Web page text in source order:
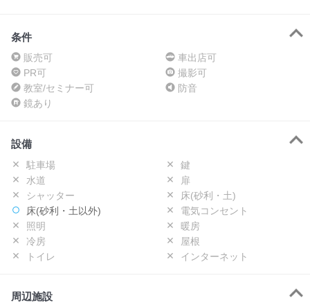
条件
販売可
車出店可
PR可
撮影可
教室/セミナー可
防音
鏡あり
設備
駐車場
鍵
水道
扉
シャッター
床(砂利・土)
床(砂利・土以外)
電気コンセント
照明
暖房
冷房
屋根
トイレ
インターネット
周辺施設